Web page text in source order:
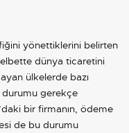
yönettiklerini belirten
dünya ticaretini
ülkelerde bazı
gerekçe
bir firmanın, ödeme
de bu durumu